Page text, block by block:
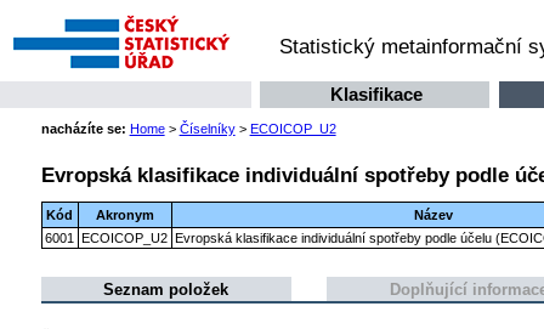
Statistický metainformační
Klasifikace
nacházíte se: Home> Číselníky> ECOICOP_U2
Evropská klasifikace individuální spotřeby podle
Kód Akronym
Název
6001
ECOICOP_U2 Evropská klasifikace individuální spotřeby podle účelu
Seznam položek Doplňující